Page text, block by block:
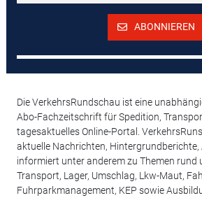
ABONNIEREN
Die VerkehrsRundschau ist eine
Abo-Fachzeitschrift für Spedition,
tagesaktuelles Online-Portal.
aktuelle Nachrichten, Hintergrundberichte,
informiert unter anderem zu Themen rund
Transport, Lager, Umschlag, Lkw-Maut,
Fuhrparkmanagement, KEP sowie